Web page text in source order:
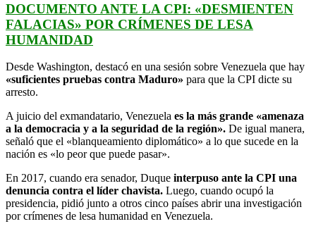
DOCUMENTO ANTE LA CPI: «DESMIENTEN
FALACIAS» POR CRÍMENES DE LESA
HUMANIDAD
Desde Washington, destacó en una sesión sobre Venezuela que hay
«suficientes pruebas contra Maduro» para que la CPI dicte su
arresto.
A juicio del exmandatario, Venezuela es la más grande «amenaza
a la democracia y a la seguridad de la región». De igual manera,
señaló que el «blanqueamiento diplomático» a lo que sucede en la
nación es «lo peor que puede pasar».
En 2017, cuando era senador, Duque interpuso ante la CPI una
denuncia contra el líder chavista. Luego, cuando ocupó la
presidencia, pidió junto a otros cinco países abrir una investigación
por crímenes de lesa humanidad en Venezuela.